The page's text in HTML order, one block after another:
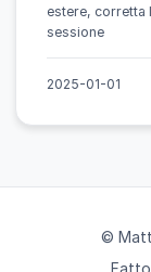
estere, corretta
sessione
2025-01-01
©